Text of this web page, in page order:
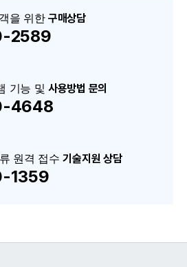
구
매
S
상
담
번
을 위한 구매상담
2589
기능 및 사용방법 문의
4648
원격 접수기술지원 상담
1359